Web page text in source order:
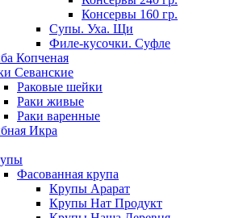
Консервы 160 гр.
Супы. Уха. Щи
Филе-кусочки. Суфле
Копченая
Севанские
Раковые шейки
Раки живые
Раки варенные
Икра
Фасованная крупа
Крупы Арарат
Крупы Нат Продукт